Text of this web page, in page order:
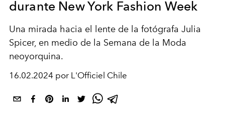
durante New York Fashion Week
Una mirada hacia el lente de la fotógrafa Julia
Spicer, en medio de la Semana de la Moda
neoyorquina.
16.02.2024 por L'Officiel Chile